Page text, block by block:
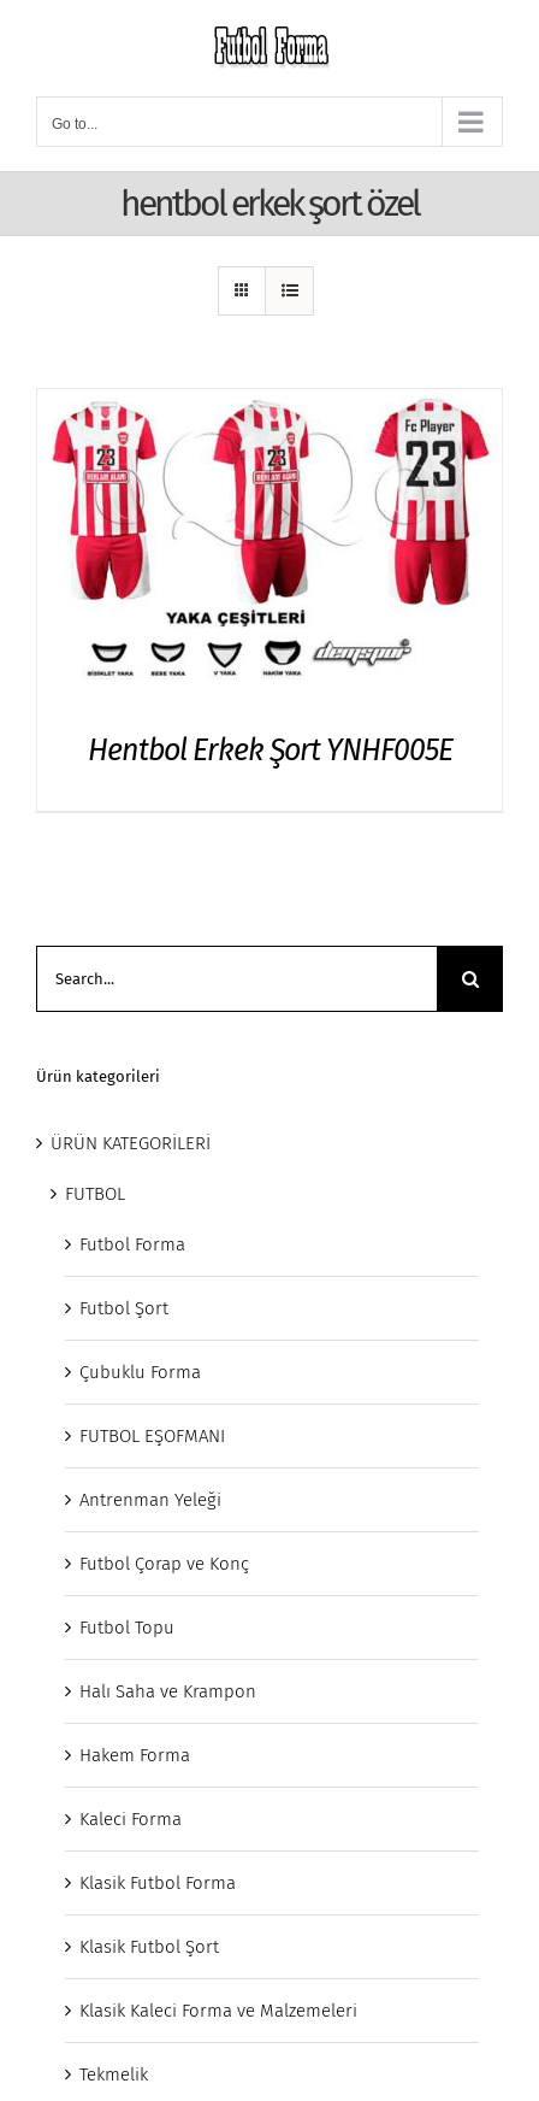
content
Go to...
hentbol erkek şort özel
Hentbol Erkek Şort YNHF005E
Ürün kategorileri
ÜRÜN KATEGORİLERİ
FUTBOL
Futbol Forma
Futbol Şort
Çubuklu Forma
FUTBOL EŞOFMANI
Antrenman Yeleği
Futbol Çorap ve Konç
Futbol Topu
Halı Saha ve Krampon
Hakem Forma
Kaleci Forma
Klasik Futbol Forma
Klasik Futbol Şort
Klasik Kaleci Forma ve Malzemeleri
Tekmelik